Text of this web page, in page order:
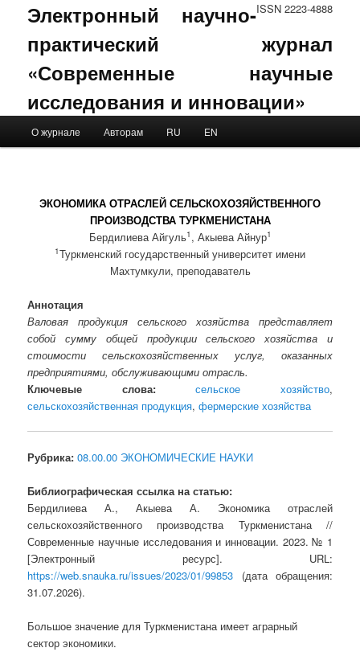
ISSN 2223-4888
Электронный научно-
практический журнал
«Современные научные
исследования и инновации»
Skip to primary content
Skip to secondary content
О журнале Авторам RU EN
ЭКОНОМИКА ОТРАСЛЕЙ СЕЛЬСКОХОЗЯЙСТВЕННОГО
ПРОИЗВОДСТВА ТУРКМЕНИСТАНА
Бердилиева Айгуль1 , Акыева Айнур1
1Туркменский государственный университет имени
Махтумкули, преподаватель
Аннотация
Валовая продукция сельского хозяйства представляет
собой сумму общей продукции сельского хозяйства и
стоимости сельскохозяйственных услуг, оказанных
предприятиями, обслуживающими отрасль.
Ключевые слова:
сельское хозяйство,
сельскохозяйственная продукция,фермерские хозяйства
Рубрика: 08.00.00 ЭКОНОМИЧЕСКИЕ НАУКИ
Библиографическая ссылка на статью:
Бердилиева А., Акыева А. Экономика отраслей
сельскохозяйственного производства Туркменистана //
Современные научные исследования и инновации. 2023. № 1
[Электронный ресурс]. URL:
https://web.snauka.ru/issues/2023/01/99853 (дата обращения:
31.07.2026).
Большое значение для Туркменистана имеет аграрный
сектор экономики.